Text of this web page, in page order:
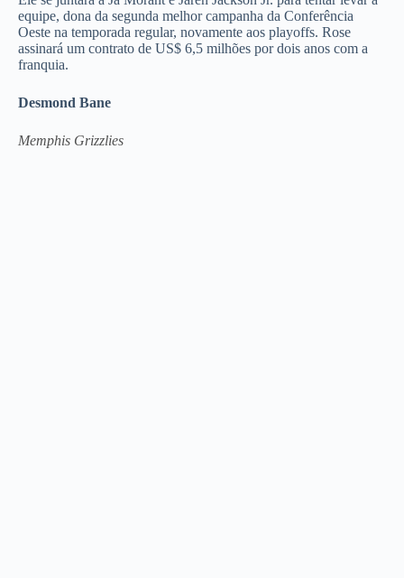
equipe, dona da segunda melhor campanha da Conferência
Oeste na temporada regular, novamente aos playoffs. Rose
assinará um contrato de US$ 6,5 milhões por dois anos com a
franquia.
Desmond Bane
Memphis Grizzlies